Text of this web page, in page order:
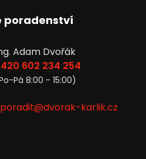
poradenství
Adam Dvořák
602 234 254
Pá 8:00 - 15:00)
karlik.cz